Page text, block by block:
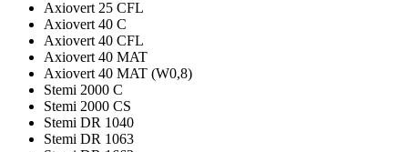
Axiovert 25 CFL
Axiovert 40 C
Axiovert 40 CFL
Axiovert 40 MAT
Axiovert 40 MAT (W0,8)
Stemi 2000 C
Stemi 2000 CS
Stemi DR 1040
Stemi DR 1063